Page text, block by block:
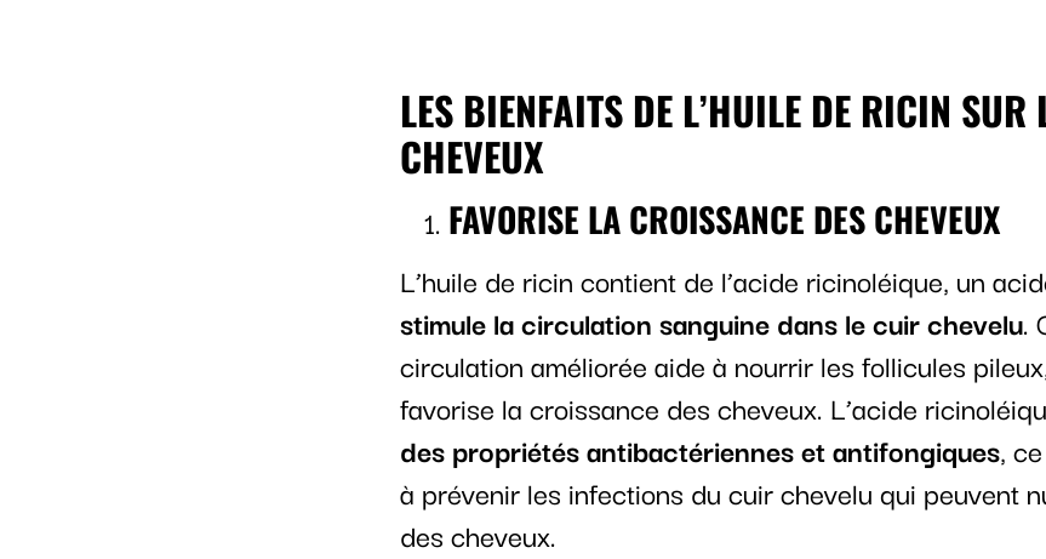
LES BIENFAITS DE L’HUILE DE RICIN SUR
CHEVEUX
FAVORISE LA CROISSANCE DES CHEVEUX
L’huile de ricin contient de l’acide ricinoléique, un
stimule la circulation sanguine dans le cuir chevelu.
circulation améliorée aide à nourrir les follicules
favorise la croissance des cheveux. L’acide
des propriétés antibactériennes et antifongiques,
à prévenir les infections du cuir chevelu qui peuvent
des cheveux.